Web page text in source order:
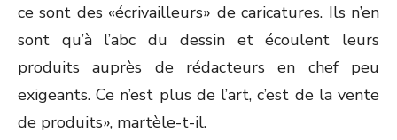
ce sont des «écrivailleurs» de caricatures. Ils n’en
sont qu’à l’abc du dessin et écoulent leurs
produits auprès de rédacteurs en chef peu
exigeants. Ce n’est plus de l’art, c’est de la vente
de produits», martèle-t-il.